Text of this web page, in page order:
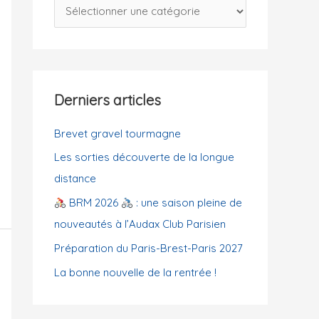
h
a
r
i
e
s
Derniers articles
Brevet gravel tourmagne
Les sorties découverte de la longue
distance
BRM 2026
: une saison pleine de
nouveautés à l’Audax Club Parisien
Préparation du Paris-Brest-Paris 2027
La bonne nouvelle de la rentrée !